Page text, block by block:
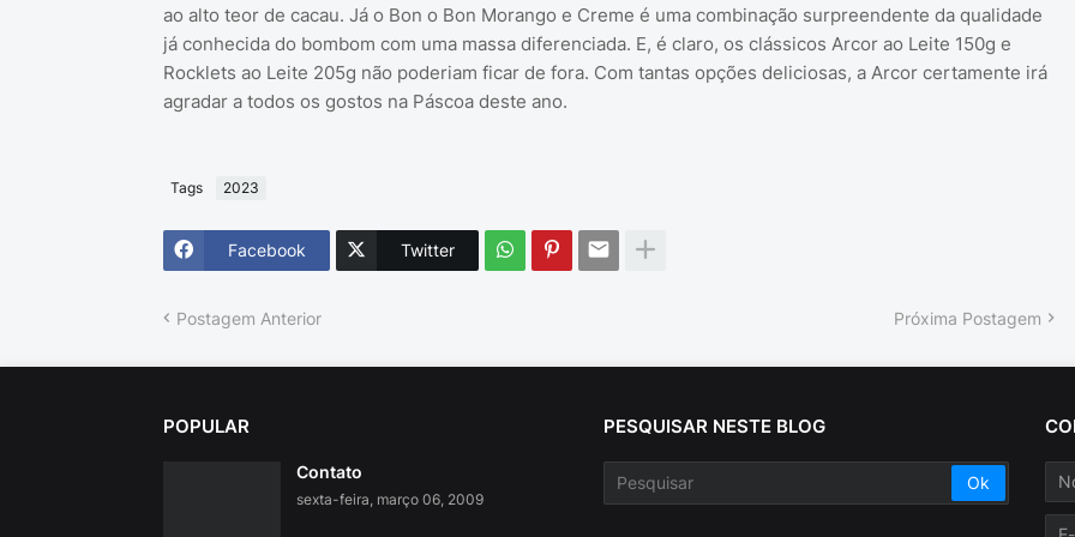
ao alto teor de cacau. Já o Bon o Bon Morango e Creme é uma combinação surpreendente da qualidade
já conhecida do bombom com uma massa diferenciada. E, é claro, os clássicos Arcor ao Leite 150g e
Rocklets ao Leite 205g não poderiam ficar de fora. Com tantas opções deliciosas, a Arcor certamente irá
agradar a todos os gostos na Páscoa deste ano.
Tags 2023
Facebook Twitter
Postagem Anterior Próxima Postagem
POPULAR
Contato
sexta-feira, março 06, 2009
PESQUISAR NESTE BLOG